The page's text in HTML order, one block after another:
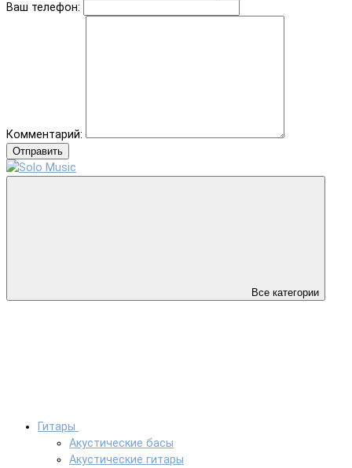
Ваш телефон:
Комментарий:
Отправить
Все категории
Гитары
Акустические басы
Акустические гитары